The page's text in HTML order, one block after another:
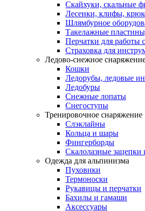
Скайхуки, скальные
Лесенки, клифы,
Шлямбурное
Такелажные
Перчатки для работы
Страховка для
Ледово-снежное
Кошки
Ледорубы, ледовые
Ледобуры
Снежные лопаты
Снегоступы
Тренировочное снаряжение
Слэклайны
Кольца и шары
Фингерборды
Скалолазные зацепки
Одежда для альпинизма
Пуховики
Термоноски
Рукавицы и перчатки
Бахилы и гамаши
Аксессуары